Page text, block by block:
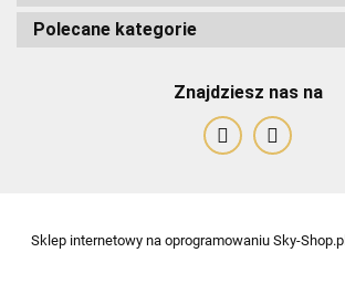
Alessandro Paoli
Polecane kategorie
Znajdziesz nas na
Sklep internetowy na oprogramowaniu Sky-Shop.pl